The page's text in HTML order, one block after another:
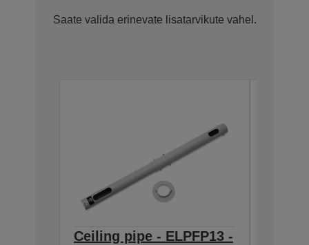
Saate valida erinevate lisatarvikute vahel.
Ceiling pipe - ELPFP13 -